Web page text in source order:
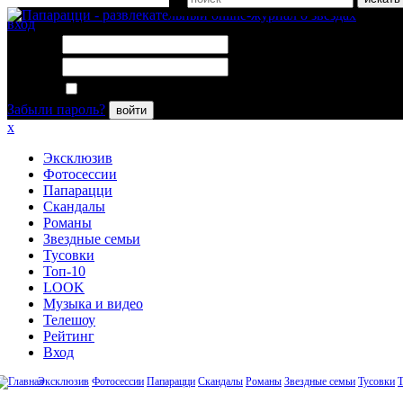
вход
Забыли пароль?
войти
x
Эксклюзив
Фотосессии
Папарацци
Скандалы
Романы
Звездные семьи
Тусовки
Топ-10
LOOK
Музыка и видео
Телешоу
Рейтинг
Вход
Эксклюзив Фотосессии Папарацци Скандалы Романы Звездные семьи Тусовки